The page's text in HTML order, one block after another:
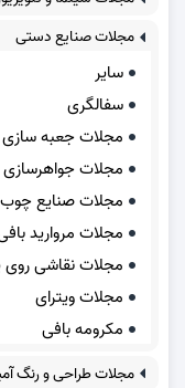
مجلات صنایع دستی
سایر
سفالگری
مجلات جعبه سازی
مجلات جواهرسازی
مجلات صنایع چوب
مجلات مروارید
مجلات نقاشی روی
مجلات ویترای
مکرومه بافی
مجلات طراحی و رنگ